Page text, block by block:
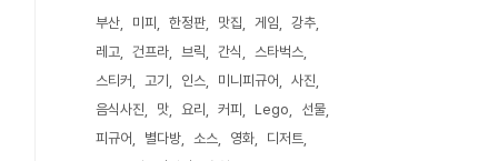
부산 미피 한정판 맛집 게임
강추
레고
건프라 브릭 간식
스타벅스
스티커
고기 인스 미니피규어
사진
음식사진
맛 요리 커피 Lego
선물
피규어
별다방 소스 영화
디저트